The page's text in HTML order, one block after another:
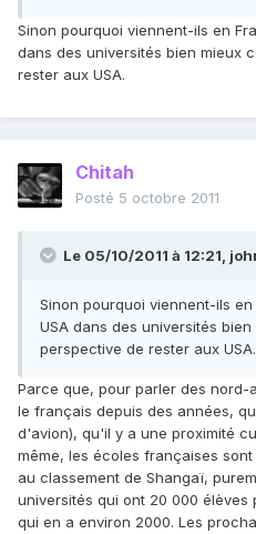
Sinon pourquoi viennent-ils en
dans des universités bien mieux
rester aux USA.
Chitah
Posté 5 octobre 2011
Le 05/10/2011 à 12:21,
Sinon pourquoi viennent-ils
USA dans des universités
perspective de rester aux USA.
Parce que, pour parler des
le français depuis des années,
d'avion), qu'il y a une proximité
même, les écoles françaises
au classement de Shangaï,
universités qui ont 20 000 élèves
qui en a environ 2000. Les